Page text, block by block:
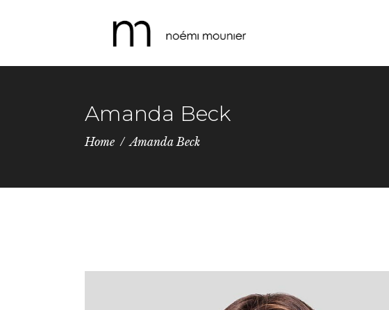
Amanda Beck
Home /Amanda Beck